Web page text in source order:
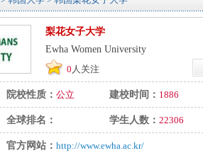
梨花女子大学
Ewha Women University
0 人关注
院校性质： 公立 建校时间： 1886
全球排名： 学生人数： 22306
官方网站： http://www.ewha.ac.kr/